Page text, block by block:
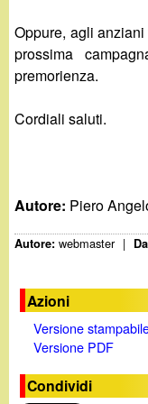
Oppure, agli
prossima
premorienza.
Cordiali saluti.
Autore: Piero
Autore:webmaster |
Azioni
Versione
Versione PDF
Condividi